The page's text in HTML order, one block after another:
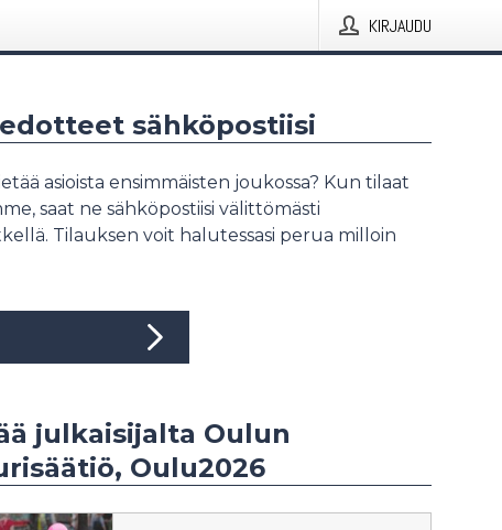
KIRJAUDU
sähköpostiisi
asioista ensimmäisten joukossa? Kun tilaat
saat ne sähköpostiisi välittömästi
Tilauksen voit halutessasi perua milloin
julkaisijalta Oulun
Oulu2026